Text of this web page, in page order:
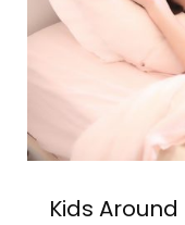
Kids Around